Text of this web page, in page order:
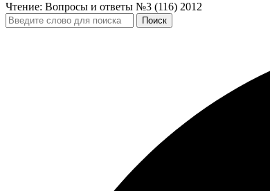
Чтение: Вопросы и ответы №3 (116) 2012